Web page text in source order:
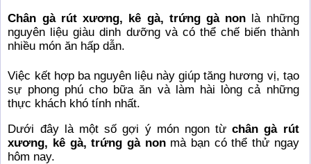
Chân gà rút xương, kê gà, trứng gà non là những
nguyên liệu giàu dinh dưỡng và có thể chế biến thành
nhiều món ăn hấp dẫn.
Việc kết hợp ba nguyên liệu này giúp tăng hương vị, tạo
sự phong phú cho bữa ăn và làm hài lòng cả những
thực khách khó tính nhất.
Dưới đây là một số gợi ý món ngon từchân gà rút
xương, kê gà, trứng gà nonmà bạn có thể thử ngay
hôm nay.